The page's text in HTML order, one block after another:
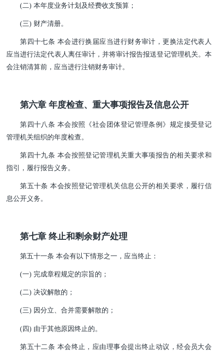
(二) 本年度业务计划及经费收支预算；
(三) 财产清册。
第四十七条 本会进行换届应当进行财务审计，更换法定代表人
应当进行法定代表人离任审计，并将审计报告报送登记管理机关。本
会注销清算前，应当进行注销财务审计。
第六章 年度检查、重大事项报告及信息公开
第四十八条 本会按照《社会团体登记管理条例》规定接受登记
管理机关组织的年度检查。
第四十九条 本会按照登记管理机关重大事项报告的相关要求和
指引，履行报告义务。
第五十条 本会按照登记管理机关信息公开的相关要求，履行信
息公开义务。
第七章 终止和剩余财产处理
第五十一条 本会有以下情形之一，应当终止：
(一) 完成章程规定的宗旨的；
(二) 决议解散的；
(三) 因分立、合并需要解散的；
(四) 由于其他原因终止的。
第五十二条 本会终止，应由理事会提出终止动议，经会员大会